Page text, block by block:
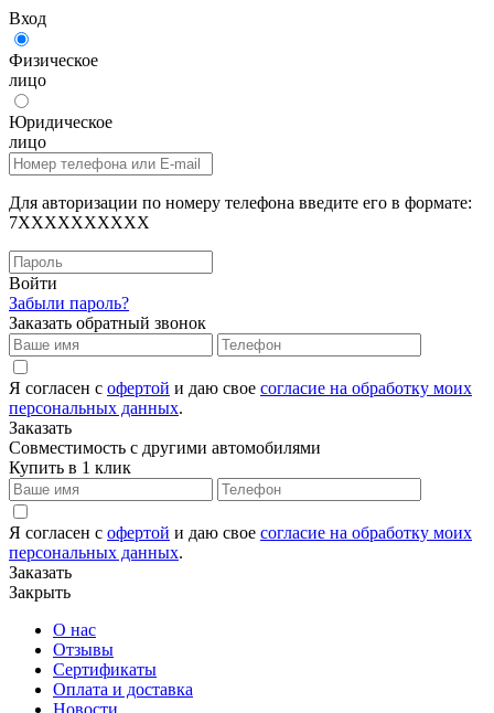
Вход
Физическое
лицо
Юридическое
лицо
Для авторизации по номеру телефона введите его в формате:
7XXXXXXXXXX
Войти
Забыли пароль?
Заказать обратный звонок
Я согласен с офертой и даю свое согласие на обработку моих
персональных данных.
Заказать
Совместимость с другими автомобилями
Купить в 1 клик
Я согласен с офертой и даю свое согласие на обработку моих
персональных данных.
Заказать
Закрыть
О нас
Отзывы
Сертификаты
Оплата и доставка
Новости